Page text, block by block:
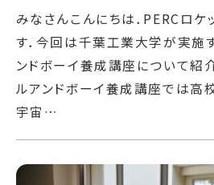
みなさんこんにちは．PERCロ
す．今回は千葉工業大学が実施
ンドボーイ養成講座について紹
ルアンドボーイ養成講座では高
宇宙…